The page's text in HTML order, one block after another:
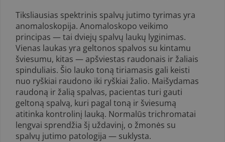
Tiksliausias spektrinis spalvų jutimo tyrimas yra
anomaloskopija. Anomaloskopo veikimo
principas — tai dviejų spalvų laukų lyginimas.
Vienas laukas yra geltonos spalvos su kintamu
šviesumu, kitas — apšvies­tas raudonais ir žaliais
spinduliais. Šio lauko toną tiriamasis gali keisti
nuo ryškiai raudono iki ryškiai žalio. Maišydamas
raudoną ir žalią spalvas, pacientas turi gauti
geltoną spalvą, kuri pagal toną ir šviesumą
atitinka kontrolinį lauką. Normalūs trichromatai
lengvai sprendžia šį uždavinį, o žmonės su
spalvų jutimo patologija — suklysta.